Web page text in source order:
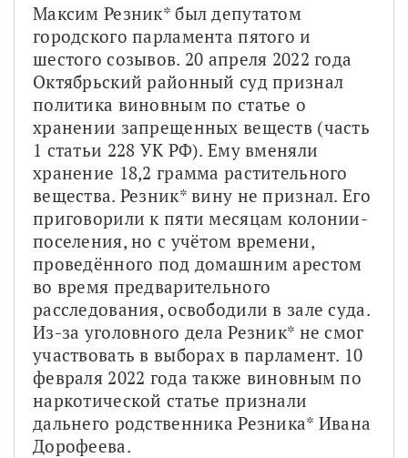
Максим Резник* был депутатом
городского парламента пятого и
шестого созывов. 20 апреля 2022 года
Октябрьский районный суд признал
политика виновным по статье о
хранении запрещенных веществ (часть
1 статьи 228 УК РФ). Ему вменяли
хранение 18,2 грамма растительного
вещества. Резник* вину не признал. Его
приговорили к пяти месяцам колонии-
поселения, но с учётом времени,
проведённого под домашним арестом
во время предварительного
расследования, освободили в зале суда.
Из-за уголовного дела Резник* не смог
участвовать в выборах в парламент. 10
февраля 2022 года также виновным по
наркотической статье признали
дальнего родственника Резника* Ивана
Дорофеева.